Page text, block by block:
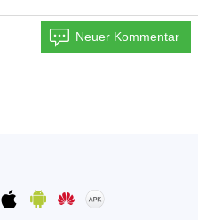
Neuer Kommentar